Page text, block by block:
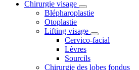
Chirurgie visage
Blépharoplastie
Otoplastie
Lifting visage
Cervico-facial
Lèvres
Sourcils
Chirurgie des lobes fondus